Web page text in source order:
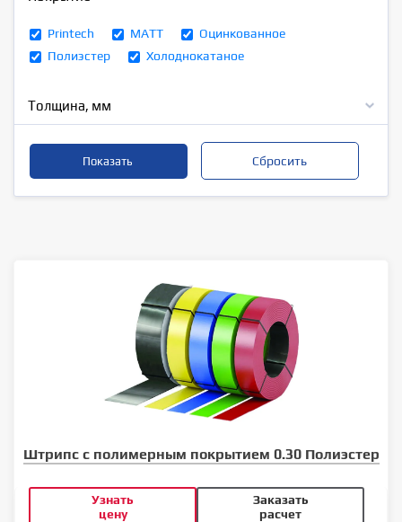
Printech МАТТ
Оцинкованное
Полиэстер
Холоднокатаное
Толщина, мм
Штрипс с полимерным покрытием 0.30 Полиэстер
Узнать
цену
Заказать
расчет